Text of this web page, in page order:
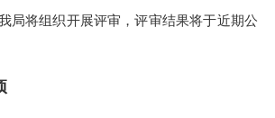
将组织开展评审，评审结果将于近期公